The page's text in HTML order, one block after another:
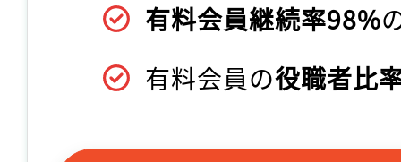
有料会員継続率98%
有料会員の役職者比